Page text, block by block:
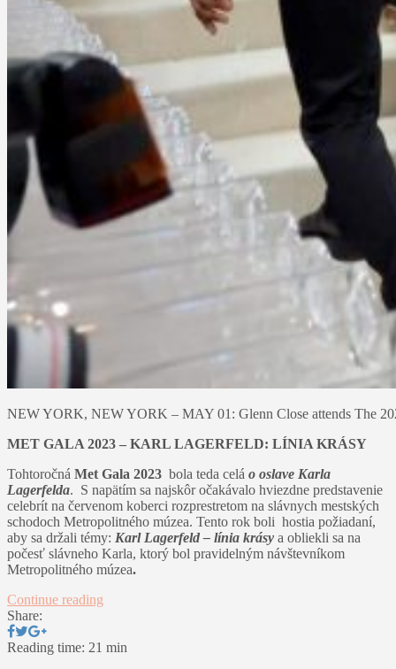
NEW YORK, NEW YORK – MAY 01: Glenn Close attends The
MET GALA 2023 – KARL LAGERFELD: LÍNIA KRÁSY
Tohtoročná Met Gala 2023 bola teda celá o oslave Karla
Lagerfelda. S napätím sa najskôr očakávalo hviezdne predstavenie
celebrít na červenom koberci rozprestretom na slávnych mestských
schodoch Metropolitného múzea. Tento rok boli hostia požiadaní,
aby sa držali témy: Karl Lagerfeld – línia krásy a obliekli sa na
počesť slávneho Karla, ktorý bol pravidelným návštevníkom
Metropolitného múzea.
Continue reading
Share:
Reading time: 21 min